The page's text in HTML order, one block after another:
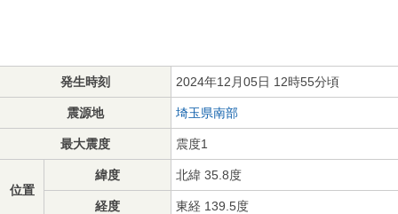
発生時刻 2024年12月05日 12時55分頃
震源地 埼玉県南部
最大震度 震度1
位置
緯度 北緯 35.8度
経度 東経 139.5度